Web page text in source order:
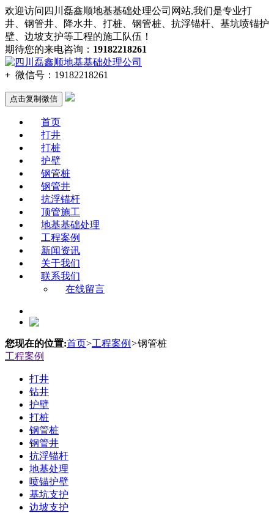
欢迎访问四川磊鑫顺地基基础处理公司网站,我们是专业打
井、钢管井、降水井、打桩、钢管桩、抗浮锚杆、基坑喷锚护
壁、边坡支护等工程的施工队伍！
期待您的来电咨询： 19182218261
+ 微信号： 19182218261
点击复制微信
首页
打井
打桩
护壁
钢管桩
钢管井
抗浮锚杆
顶管施工
地基基础处理
工程案例
新闻资讯
关于我们
联系我们
在线留言
您现在的位置:首页>工程案例 >钢管桩
工程案例
打井
钻井
护壁
打桩
钢管桩
钢管井
抗浮锚杆
地基处理
喷锚护壁
基坑支护
边坡支护